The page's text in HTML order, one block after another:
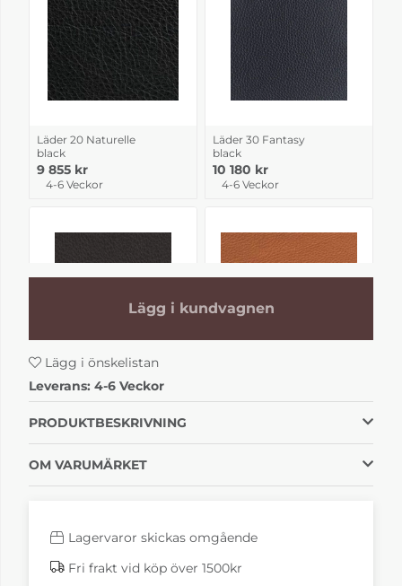
Läder 20 Naturelle
black
9 855 kr
4-6 Veckor
Läder 30 Fantasy
black
10 180 kr
4-6 Veckor
Läder 30 Fantasy
brown
10 180 kr
nature
Lägg i kundvagnen
Lägg i önskelistan
Leverans: 4-6 Veckor
PRODUKTBESKRIVNING
OM VARUMÄRKET
Lagervaror skickas omgående
Fri frakt vid köp över 1500kr